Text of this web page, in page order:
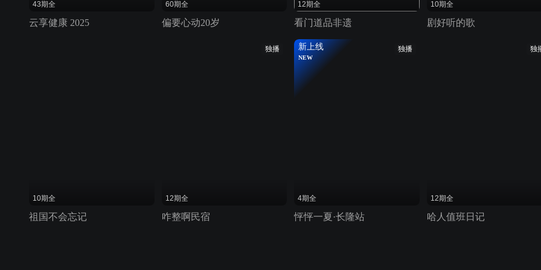
43期全
云享健康 2025
60期全
偏要心动20岁
12期全
看门道品非遗
10期全
剧好听的歌
10期全
祖国不会忘记
独播
12期全
咋整啊民宿
独播
新上线
NEW
4期全
怦怦一夏·长隆站
独
12期全
哈人值班日记